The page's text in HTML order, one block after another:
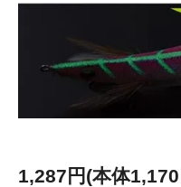
1,287円(本体